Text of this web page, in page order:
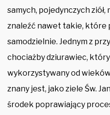
samych, pojedynczych
znaleźć nawet takie, które
samodzielnie. Jednym z
chociażby dziurawiec,
wykorzystywany od
znany jest, jako ziele Św.
środek poprawiający